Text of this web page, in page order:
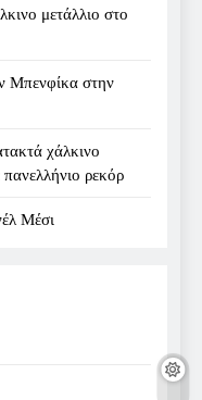
μετάλλιο στο
Μπενφίκα στην
χάλκινο
ρεκόρ
Μέσι